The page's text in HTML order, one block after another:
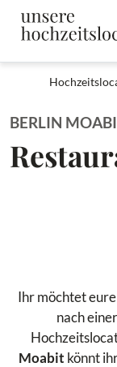
BERLIN
Ihr möchtet
nach
Moabit könnt